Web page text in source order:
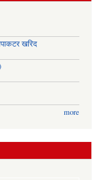
खरिद
more